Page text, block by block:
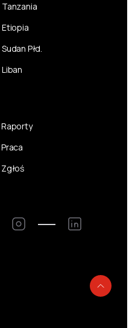
Tanzania
Etiopia
Sudan Płd.
Liban
Raporty
Praca
Zgłoś
Instagram LinkedIn